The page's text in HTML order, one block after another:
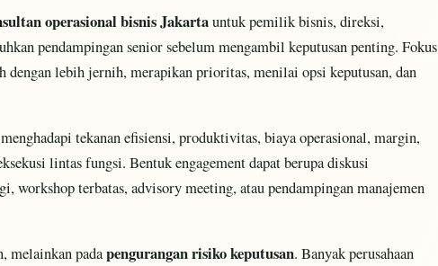
operasional bisnis Jakartauntuk pemilik bisnis, direksi,
pendampingan senior sebelum mengambil keputusan penting. Fokus
dengan lebih jernih, merapikan prioritas, menilai opsi keputusan, dan
tekanan efisiensi, produktivitas, biaya operasional, margin,
lintas fungsi. Bentuk engagement dapat berupa diskusi
terbatas, advisory meeting, atau pendampingan manajemen
melainkan padapengurangan risiko keputusan. Banyak perusahaan